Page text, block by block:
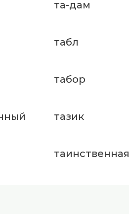
та-дам
табл
табор
тазик
таинственная